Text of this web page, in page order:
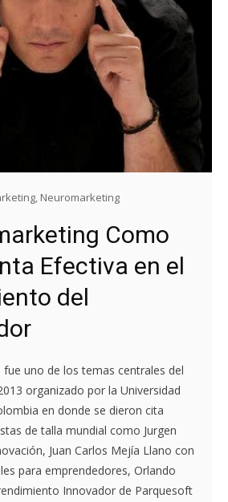
, Neuromarketing
Como
Efectiva en el
del
uno de los temas centrales del
organizado por la Universidad
en donde se dieron cita
de talla mundial como Jurgen
Juan Carlos Mejía Llano con
para emprendedores, Orlando
Innovador de Parquesoft